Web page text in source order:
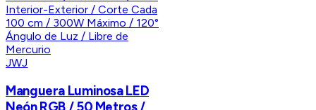
JWJ
Manguera Luminosa LED